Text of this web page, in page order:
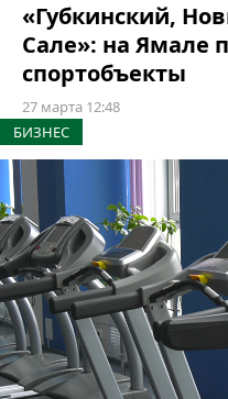
«Губкинский,
Сале»: на Ямале
спортобъекты
27 марта 12:48
БИЗНЕС